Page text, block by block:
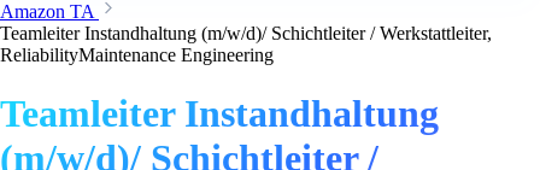
Amazon TA
Teamleiter Instandhaltung (m/w/d)/ Schichtleiter / Werkstattleiter,
ReliabilityMaintenance Engineering
Teamleiter Instandhaltung
(m/w/d)/ Schichtleiter /